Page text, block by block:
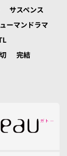
サスペンス
ーマンドラマ
完結